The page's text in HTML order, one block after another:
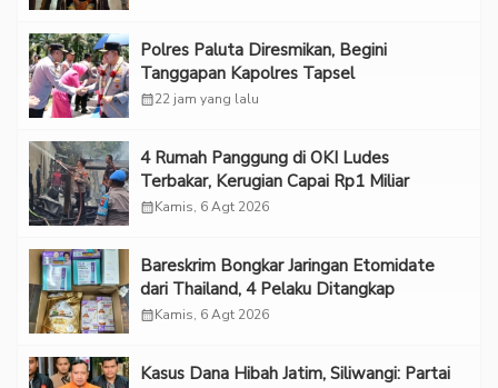
Polres Paluta Diresmikan, Begini
Tanggapan Kapolres Tapsel
calendar_month22 jam yang lalu
‎4 Rumah Panggung di OKI Ludes
Terbakar, Kerugian Capai Rp1 Miliar
calendar_monthKamis, 6 Agt 2026
Bareskrim Bongkar Jaringan Etomidate
dari Thailand, 4 Pelaku Ditangkap
calendar_monthKamis, 6 Agt 2026
Kasus Dana Hibah Jatim, Siliwangi: Partai